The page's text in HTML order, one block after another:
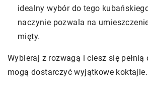
idealny wybór do tego
naczynie pozwala na
mięty.
Wybieraj z rozwagą i ciesz się pełnią
mogą dostarczyć wyjątkowe koktajle.